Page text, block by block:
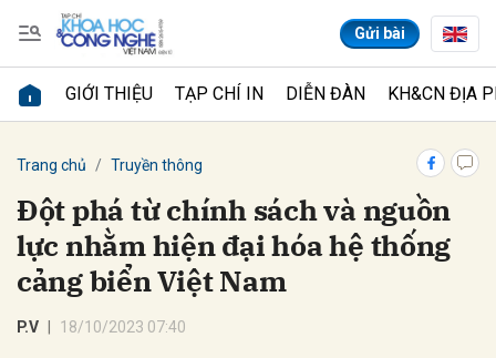
Gửi bài
GIỚI THIỆU TẠP CHÍ IN DIỄN ĐÀN KH&CN ĐỊA
Trang chủ Truyền thông
Đột phá từ chính sách và nguồn
lực nhằm hiện đại hóa hệ thống
cảng biển Việt Nam
P.V 18/10/2023 07:40
Gửi bình luận